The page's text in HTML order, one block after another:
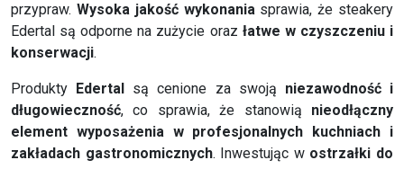
przypraw. Wysoka jakość wykonaniasprawia, że steakery
Edertal są odporne na zużycie oraz łatwe w czyszczeniu i
konserwacji.
Produkty Edertal są cenione za swoją niezawodność i
długowieczność, co sprawia, że stanowią nieodłączny
element wyposażenia w profesjonalnych kuchniach i
zakładach gastronomicznych. Inwestując w ostrzałki do